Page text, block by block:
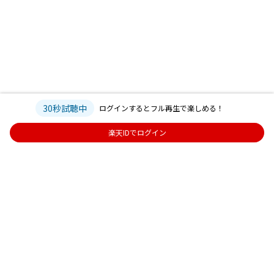
30秒試聴中 ログインするとフル再生で楽しめる！
楽天IDでログイン